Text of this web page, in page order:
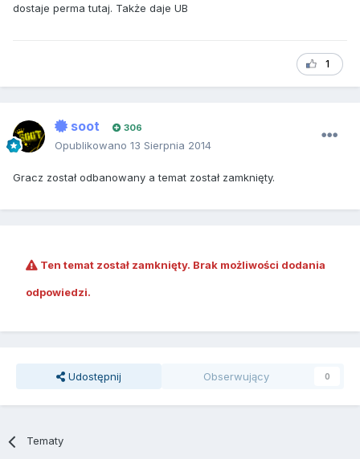
dostaje perma tutaj. Także daje UB
1
soot 306
Opublikowano 13 Sierpnia 2014
Gracz został odbanowany a temat został zamknięty.
Ten temat został zamknięty. Brak możliwości dodania
odpowiedzi.
Udostępnij Obserwujący 0
Tematy